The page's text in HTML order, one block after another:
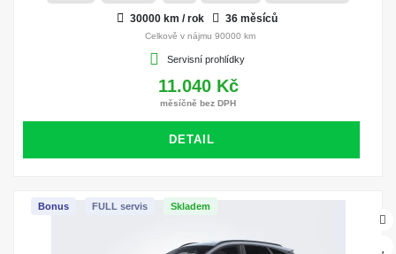
30000 km / rok
36 měsíců
Celkově v nájmu 90000 km
Servisní prohlídky
11.040 Kč
měsíčně bez DPH
DETAIL
Skladem
FULL servis
Bonus